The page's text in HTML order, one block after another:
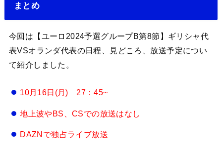
まとめ
今回は【ユーロ2024予選グループB第8節】ギリシャ代
表VSオランダ代表の日程、見どころ、放送予定につい
て紹介しました。
10月16日(月) 27：45~
地上波やBS、CSでの放送はなし
DAZNで独占ライブ放送